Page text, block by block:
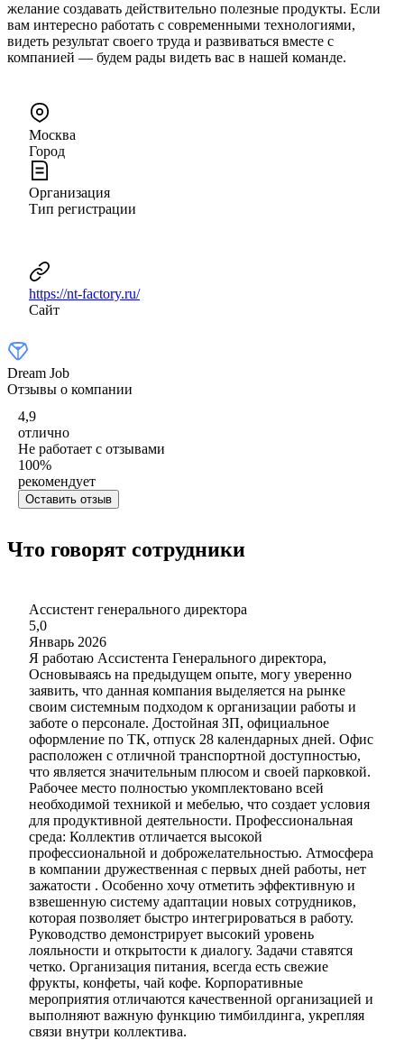
желание создавать действительно полезные продукты. Если
вам интересно работать с современными технологиями,
видеть результат своего труда и развиваться вместе с
компанией — будем рады видеть вас в нашей команде.
Москва
Город
Организация
Тип регистрации
https://nt-factory.ru/
Сайт
Dream Job
Отзывы о компании
4,9
отлично
Не работает с отзывами
100%
рекомендует
Оставить отзыв
Что говорят сотрудники
Ассистент генерального директора
5,0
Январь 2026
Я работаю Ассистента Генерального директора,
Основываясь на предыдущем опыте, могу уверенно
заявить, что данная компания выделяется на рынке
своим системным подходом к организации работы и
заботе о персонале. Достойная ЗП, официальное
оформление по ТК, отпуск 28 календарных дней. Офис
расположен с отличной транспортной доступностью,
что является значительным плюсом и своей парковкой.
Рабочее место полностью укомплектовано всей
необходимой техникой и мебелью, что создает условия
для продуктивной деятельности. Профессиональная
среда: Коллектив отличается высокой
профессиональной и доброжелательностью. Атмосфера
в компании дружественная с первых дней работы, нет
зажатости . Особенно хочу отметить эффективную и
взвешенную систему адаптации новых сотрудников,
которая позволяет быстро интегрироваться в работу.
Руководство демонстрирует высокий уровень
лояльности и открытости к диалогу. Задачи ставятся
четко. Организация питания, всегда есть свежие
фрукты, конфеты, чай кофе. Корпоративные
мероприятия отличаются качественной организацией и
выполняют важную функцию тимбилдинга, укрепляя
связи внутри коллектива.